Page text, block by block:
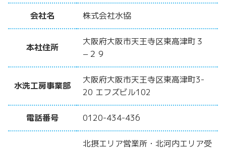
会社名 株式会社水協
本社住所
大阪府大阪市天王寺区東高津町３
−２９
水洗工房事業部
大阪府大阪市天王寺区東高津町3-
20 エフズビル102
電話番号 0120-434-436
北摂エリア営業所・北河内エリア受